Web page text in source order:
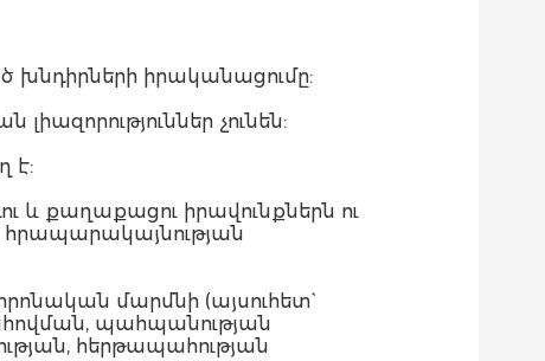
խնդիրների իրականացումը:
չունեն:
է:
և քաղաքացու իրավունքներն ու
հրապարակայնության
մարմնի (այսուհետ`
պահպանության
հերթապահության